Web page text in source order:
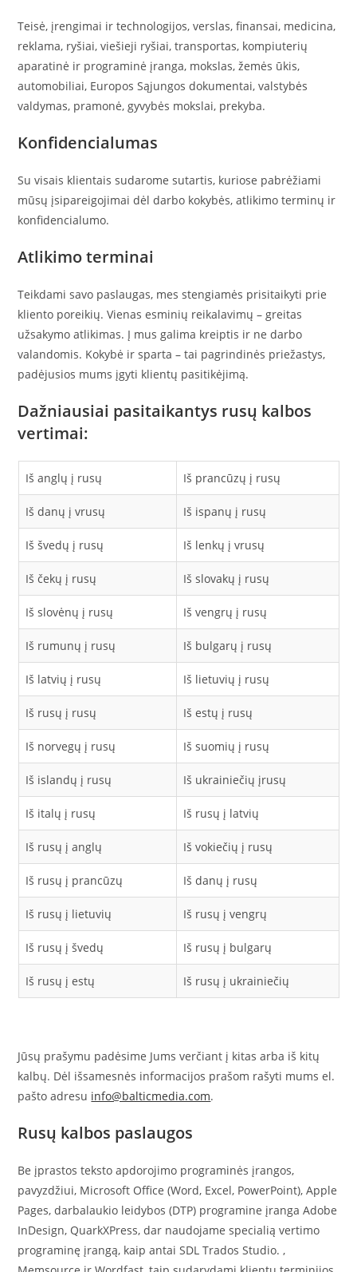
Teisė, įrengimai ir technologijos, verslas, finansai, medicina,
reklama, ryšiai, viešieji ryšiai, transportas, kompiuterių
aparatinė ir programinė įranga, mokslas, žemės ūkis,
automobiliai, Europos Sąjungos dokumentai, valstybės
valdymas, pramonė, gyvybės mokslai, prekyba.
Konfidencialumas
Su visais klientais sudarome sutartis, kuriose pabrėžiami
mūsų įsipareigojimai dėl darbo kokybės, atlikimo terminų ir
konfidencialumo.
Atlikimo terminai
Teikdami savo paslaugas, mes stengiamės prisitaikyti prie
kliento poreikių. Vienas esminių reikalavimų – greitas
užsakymo atlikimas. Į mus galima kreiptis ir ne darbo
valandomis. Kokybė ir sparta – tai pagrindinės priežastys,
padėjusios mums įgyti klientų pasitikėjimą.
Dažniausiai pasitaikantys rusų kalbos
vertimai:
Iš anglų į rusų Iš prancūzų į rusų
Iš danų į vrusų Iš ispanų į rusų
Iš švedų į rusų Iš lenkų į vrusų
Iš čekų į rusų Iš slovakų į rusų
Iš slovėnų į rusų Iš vengrų į rusų
Iš rumunų į rusų Iš bulgarų į rusų
Iš latvių į rusų Iš lietuvių į rusų
Iš rusų į rusų Iš estų į rusų
Iš norvegų į rusų Iš suomių į rusų
Iš islandų į rusų Iš ukrainiečių įrusų
Iš italų į rusų Iš rusų į latvių
Iš rusų į anglų Iš vokiečių į rusų
Iš rusų į prancūzų Iš danų į rusų
Iš rusų į lietuvių Iš rusų į vengrų
Iš rusų į švedų Iš rusų į bulgarų
Iš rusų į estų Iš rusų į ukrainiečių
Jūsų prašymu padėsime Jums verčiant į kitas arba iš kitų
kalbų. Dėl išsamesnės informacijos prašom rašyti mums el.
pašto adresu info@balticmedia.com.
Rusų kalbos paslaugos
Be įprastos teksto apdorojimo programinės įrangos,
pavyzdžiui, Microsoft Office (Word, Excel, PowerPoint), Apple
Pages, darbalaukio leidybos (DTP) programine įranga Adobe
InDesign, QuarkXPress, dar naudojame specialią vertimo
programinę įrangą, kaip antai SDL Trados Studio. ,